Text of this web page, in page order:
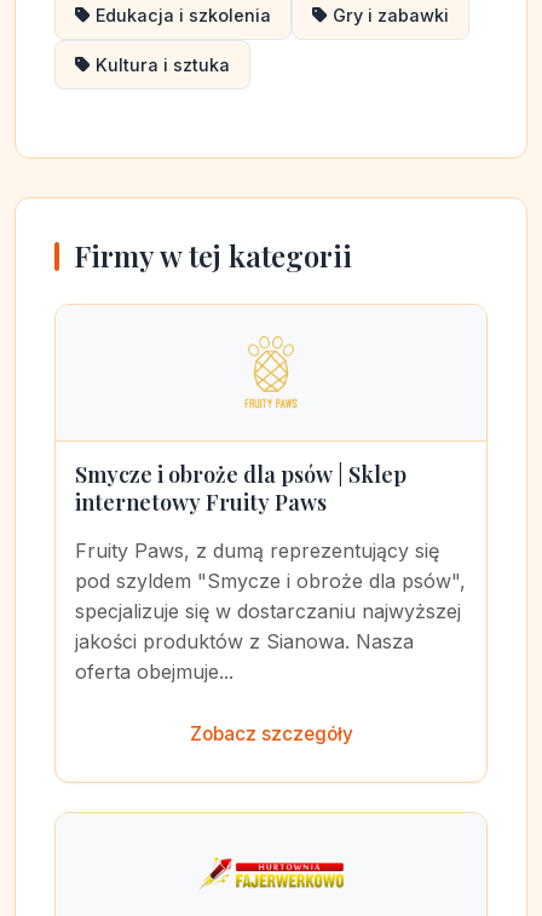
Edukacja i szkolenia Gry i zabawki
Kultura i sztuka
Firmy w tej kategorii
Smycze i obroże dla psów | Sklep
internetowy Fruity Paws
Fruity Paws, z dumą reprezentujący się
pod szyldem "Smycze i obroże dla psów",
specjalizuje się w dostarczaniu najwyższej
jakości produktów z Sianowa. Nasza
oferta obejmuje...
Zobacz szczegóły